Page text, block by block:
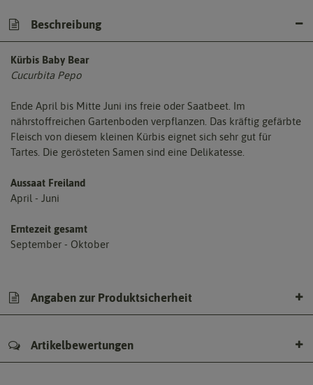
Beschreibung
Kürbis Baby Bear
Cucurbita Pepo
Ende April bis Mitte Juni ins freie oder Saatbeet. Im
nährstoffreichen Gartenboden verpflanzen. Das kräftig gefärbte
Fleisch von diesem kleinen Kürbis eignet sich sehr gut für
Tartes. Die gerösteten Samen sind eine Delikatesse.
Aussaat Freiland
April - Juni
Erntezeit gesamt
September - Oktober
Angaben zur Produktsicherheit
Artikelbewertungen